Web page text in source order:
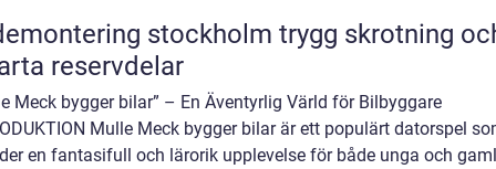
stockholm trygg skrotning och
reservdelar
Meck bygger bilar” – En Äventyrlig Värld för Bilbyggare
Mulle Meck bygger bilar är ett populärt datorspel
en fantasifull och lärorik upplevelse för både unga och